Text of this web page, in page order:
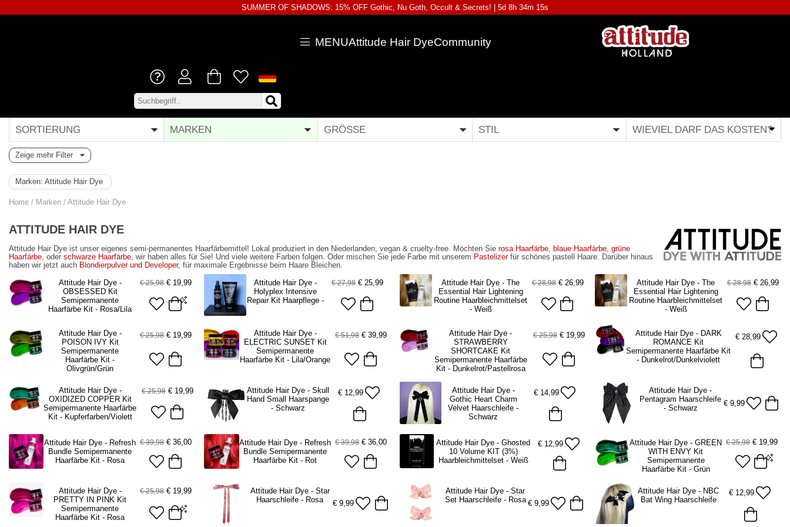
SUMMER OF SHADOWS: 15% OFF Gothic, Nu Goth, Occult & Secrets! | 5d 8h 34m 14s
MENUAttitude Hair DyeCommunity
SORTIERUNG MARKEN GRÖSSE STIL WIEVIEL DARF DAS KOSTEN?
Zeige mehr Filter
Marken: Attitude Hair Dye
Home / Marken / Attitude Hair Dye
ATTITUDE HAIR DYE
Attitude Hair Dye ist unser eigenes semi-permanentes Haarfärbemittel! Lokal produziert in den Niederlanden, vegan & cruelty-free. Möchten Sie rosa Haarfärbe blaue Haarfärbe grüne
Haarfärbe , oder schwarze Haarfärbe , wir haben alles für Sie! Und viele weitere Farben folgen. Oder mischen Sie jede Farbe mit unserem Pastelizer für schönes pastell Haare. Darüber hinaus
haben wir jetzt auch Blondierpulver und Developer, für maximale Ergebnisse beim Haare Bleichen.
Attitude Hair Dye -
OBSESSED Kit
Semipermanente
Haarfärbe Kit - Rosa/Lila
€ 25,98 € 19,99
ADD TO BAG
Attitude Hair Dye -
Holyplex Intensive
Repair Kit Haarpflege -
€ 27,98 € 25,99
Attitude Hair Dye - The
Essential Hair Lightening
Routine Haarbleichmittelset
- Weiß
€ 28,98 € 26,99
Attitude Hair Dye - The
Essential Hair Lightening
Routine Haarbleichmittelset
- Weiß
€ 28,98 € 26,99
Attitude Hair Dye -
POISON IVY Kit
Semipermanente
Haarfärbe Kit -
Olivgrün/Grün
€ 25,98 € 19,99
Attitude Hair Dye -
ELECTRIC SUNSET Kit
Semipermanente
Haarfärbe Kit - Lila/Orange
€ 51,98 € 39,99
Attitude Hair Dye -
STRAWBERRY
SHORTCAKE Kit
Semipermanente Haarfärbe
Kit - Dunkelrot/Pastellrosa
€ 25,98 € 19,99
Attitude Hair Dye - DARK
ROMANCE Kit
Semipermanente Haarfärbe Kit
- Dunkelrot/Dunkelviolett
€ 28,99
Attitude Hair Dye -
OXIDIZED COPPER Kit
Semipermanente Haarfärbe
Kit - Kupferfarben/Violett
€ 25,98 € 19,99
Attitude Hair Dye - Skull
Hand Small Haarspange
- Schwarz
€ 12,99
Attitude Hair Dye -
Gothic Heart Charm
Velvet Haarschleife -
Schwarz
€ 14,99
Attitude Hair Dye -
Pentagram Haarschleife
- Schwarz
€ 9,99
Attitude Hair Dye - Refresh
Bundle Semipermanente
Haarfärbe Kit - Rosa
€ 39,98 € 36,00
Attitude Hair Dye - Refresh
Bundle Semipermanente
Haarfärbe Kit - Rot
€ 39,98 € 36,00
Attitude Hair Dye - Ghosted
10 Volume KIT (3%)
Haarbleichmittelset - Weiß
€ 12,99
Attitude Hair Dye - GREEN
WITH ENVY Kit
Semipermanente
Haarfärbe Kit - Grün
€ 25,98 € 19,99
ADD TO BAG
Attitude Hair Dye -
PRETTY IN PINK Kit
Semipermanente
Haarfärbe Kit - Rosa
€ 25,98 € 19,99
Attitude Hair Dye - Star
Haarschleife - Rosa
€ 9,99
Attitude Hair Dye - Star
Set Haarschleife - Rosa € 9,99
Attitude Hair Dye - NBC
Bat Wing Haarschleife
€ 12,99